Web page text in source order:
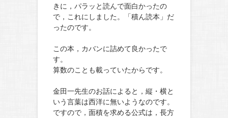
きに，パラッと読んで面白かったの
で，これにしました。「積ん読本」だ
ったのです。
この本，カバンに詰めて良かったで
す。
算数のことも載っていたからです。
金田一先生のお話によると，縦・横と
いう言葉は西洋に無いようなのです。
ですので，面積を求める公式は，長方